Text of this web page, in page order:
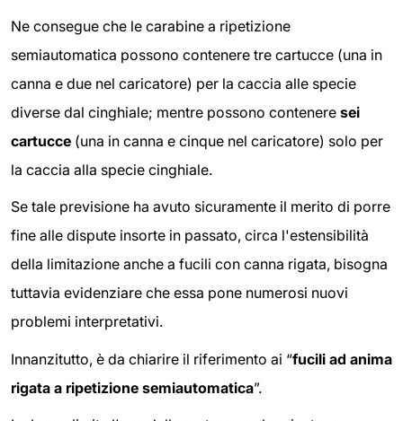
Ne consegue che le carabine a ripetizione
semiautomatica possono contenere tre cartucce (una in
canna e due nel caricatore) per la caccia alle specie
diverse dal cinghiale; mentre possono contenere sei
cartucce (una in canna e cinque nel caricatore) solo per
la caccia alla specie cinghiale.
Se tale previsione ha avuto sicuramente il merito di porre
fine alle dispute insorte in passato, circa l'estensibilità
della limitazione anche a fucili con canna rigata, bisogna
tuttavia evidenziare che essa pone numerosi nuovi
problemi interpretativi.
Innanzitutto, è da chiarire il riferimento ai “fucili ad anima
rigata a ripetizione semiautomatica”.